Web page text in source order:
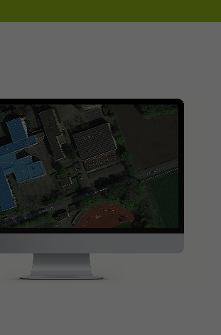
darüber, wie es der Website geht. Die
erhobenen Daten umfassen die Anzahl der
Besucher, die Quelle, aus der sie stammen,
und die Seiten in anonymisierter Form.
Datenschutzerklärung von Google